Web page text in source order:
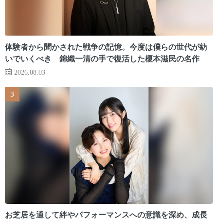
体験者から聞かされた戦争の記憶。今度は僕らの世代が紡
いでいくべき 錦織一清の手で復活した榎本滋民の名作
2026.08.03
お芝居を通して絆やパフォーマンスへの意識を深め、成長